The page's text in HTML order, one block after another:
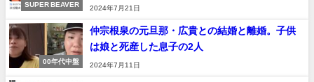
SUPER BEAVER
2024年7月21日
00年代中盤
仲宗根泉の元旦那・広貴との結婚と離婚。子供
は娘と死産した息子の2人
2024年7月11日